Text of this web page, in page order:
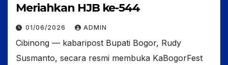
Meriahkan HJB ke-544
01/06/2026 ADMIN
Cibinong — kabaripost Bupati Bogor, Rudy
Susmanto, secara resmi membuka KaBogorFest